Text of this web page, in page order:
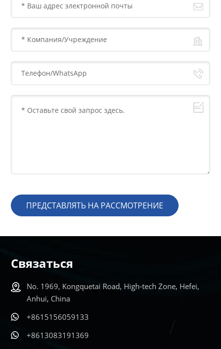
ПРЕДСТАВЛЯТЬ НА РАССМОТРЕНИЕ
Связаться
No. 1969, Kongquetai Road, High-tech Zone, Hefei,
Anhui, China
+8615156059133
+8613083191369